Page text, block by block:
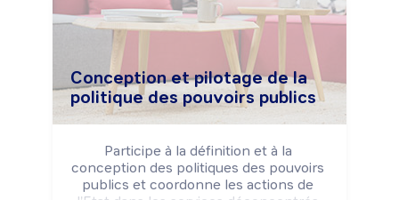
Conception et pilotage de la
politique des pouvoirs publics
Participe à la définition et à la
conception des politiques des pouvoirs
publics et coordonne les actions de